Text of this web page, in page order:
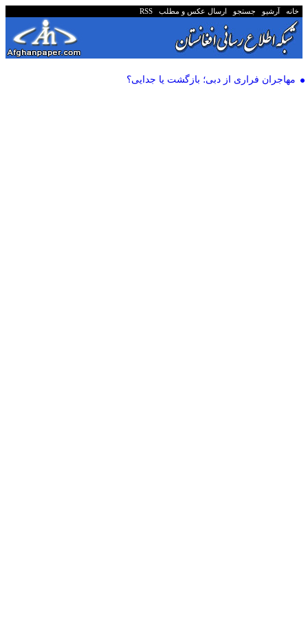
خانه آرشیو جستجو ارسال عکس و مطلب RSS
مهاجران فراری از دبی؛ بازگشت یا جدایی؟